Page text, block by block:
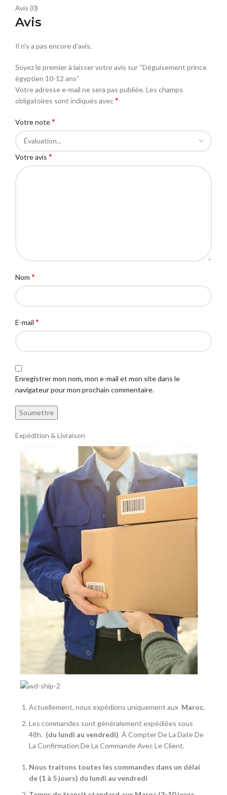
Avis (0)
Avis
Il n’y a pas encore d’avis.
Soyez le premier à laisser votre avis sur “Déguisement prince
égyptien 10-12 ans”
Votre adresse e-mail ne sera pas publiée.Les champs
obligatoires sont indiqués avec*
Votre note*
Votre avis *
Nom *
E-mail *
Enregistrer mon nom, mon e-mail et mon site dans le
navigateur pour mon prochain commentaire.
Expédition & Livraison
Actuellement, nous expédions uniquement aux Maroc.
Les commandes sont généralement expédiées sous
48h. (du lundi au vendredi) À Compter De La Date De
La Confirmation De La Commande Avec Le Client.
Nous traitons toutes les commandes dans un délai
de (1 à 5 jours) du lundi au vendredi